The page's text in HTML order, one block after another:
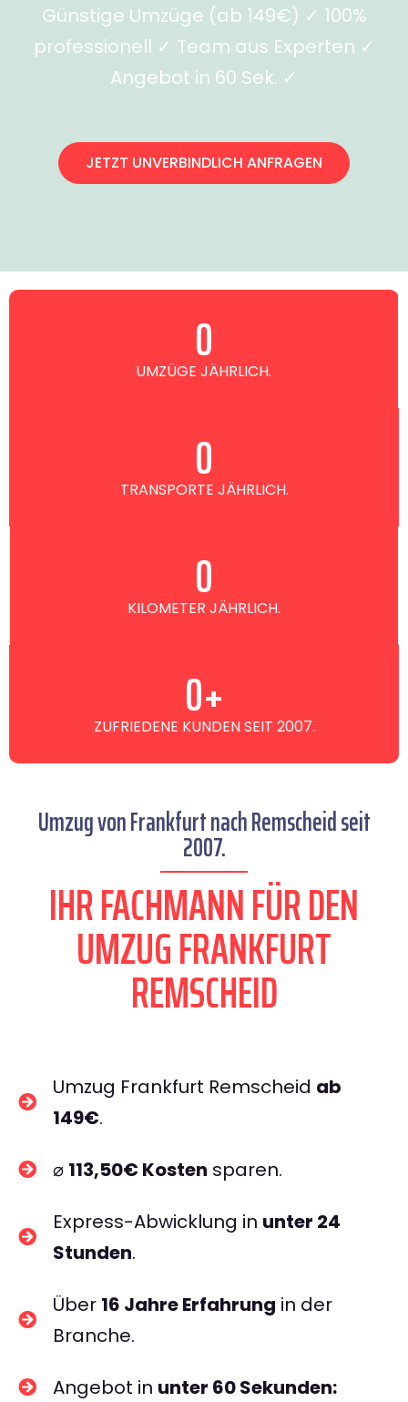
Günstige Umzüge (ab 149€) ✓ 100%
professionell ✓ Team aus Experten ✓
Angebot in 60 Sek. ✓
JETZT UNVERBINDLICH ANFRAGEN
UMZÜGE JÄHRLICH.
0
TRANSPORTE JÄHRLICH.
0
KILOMETER JÄHRLICH.
0
ZUFRIEDENE KUNDEN SEIT 2007.
0+
Umzug von Frankfurt nach Remscheid seit
2007.
IHR FACHMANN FÜR DEN
UMZUG FRANKFURT
REMSCHEID
Umzug Frankfurt Remscheid ab
149€.
⌀ 113,50€ Kosten sparen.
Express-Abwicklung in unter 24
Stunden.
Über 16 Jahre Erfahrung in der
Branche.
Angebot in unter 60 Sekunden: